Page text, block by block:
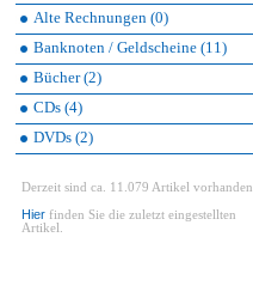
Alte Rechnungen (0)
Banknoten / Geldscheine (11)
Bücher (2)
CDs (4)
DVDs (2)
Derzeit sind ca. 11.079 Artikel vorhanden.
Hier finden Sie die zuletzt eingestellten
Artikel.